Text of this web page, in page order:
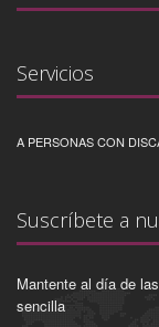
Servicios
A PERSONAS CON
Suscríbete a
Mantente al día de
sencilla